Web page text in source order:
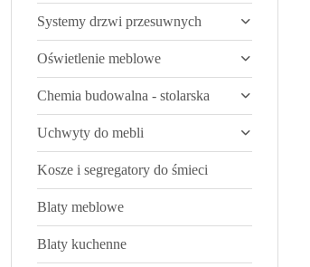
Systemy drzwi przesuwnych
Oświetlenie meblowe
Chemia budowalna - stolarska
Uchwyty do mebli
Kosze i segregatory do śmieci
Blaty meblowe
Blaty kuchenne